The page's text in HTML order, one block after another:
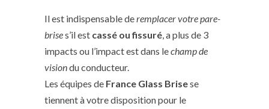
Il est indispensable deremplacer votre pare-
brises’il est cassé ou fissuré , a plus de 3
impacts ou l’impact est dans lechamp de
visiondu conducteur.
Les équipes de France Glass Brisese
tiennent à votre disposition pour le